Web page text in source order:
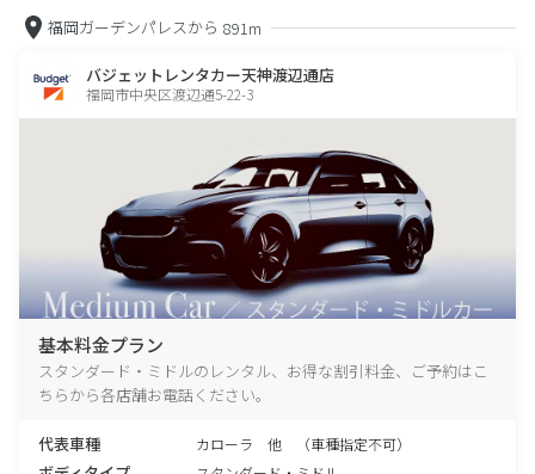
福岡ガーデンパレスから 891m
バジェットレンタカー天神渡辺通店
福岡市中央区渡辺通5-22-3
基本料金プラン
スタンダード・ミドルのレンタル、お得な割引料金、ご予約はこ
ちらから各店舗お電話ください。
代表車種 カローラ 他 （車種指定不可）